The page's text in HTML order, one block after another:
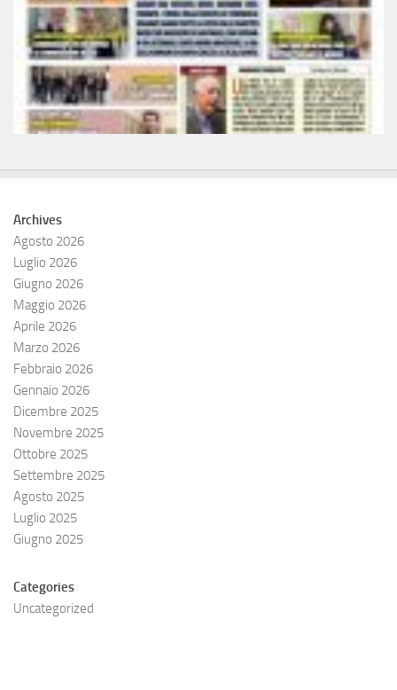
Archives
Agosto 2026
Luglio 2026
Giugno 2026
Maggio 2026
Aprile 2026
Marzo 2026
Febbraio 2026
Gennaio 2026
Dicembre 2025
Novembre 2025
Ottobre 2025
Settembre 2025
Agosto 2025
Luglio 2025
Giugno 2025
Categories
Uncategorized